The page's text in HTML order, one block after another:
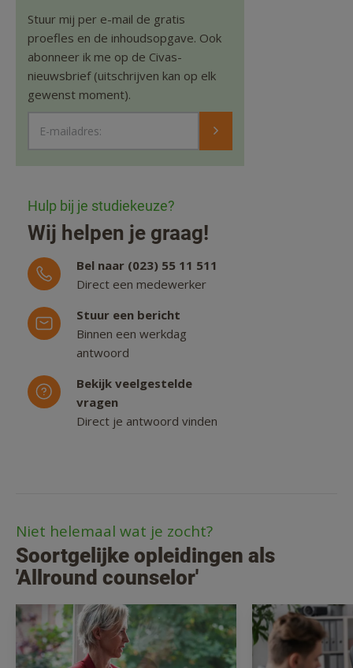
Stuur mij per e-mail de gratis
proefles en de inhoudsopgave. Ook
abonneer ik me op de Civas-
nieuwsbrief (uitschrijven kan op elk
gewenst moment).
E-mailadres:
Hulp bij je studiekeuze?
Wij helpen je graag!
Bel naar (023) 55 11 511
Direct een medewerker
Stuur een bericht
Binnen een werkdag
antwoord
Bekijk veelgestelde
vragen
Direct je antwoord vinden
Niet helemaal wat je zocht?
Soortgelijke opleidingen als
'Allround counselor'